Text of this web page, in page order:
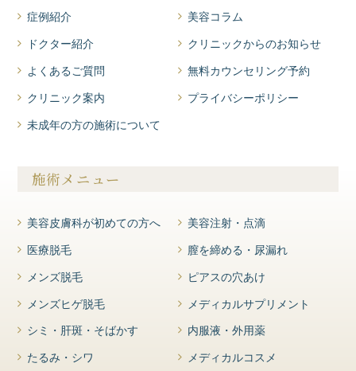
症例紹介
ドクター紹介
よくあるご質問
クリニック案内
未成年の方の施術について
美容コラム
クリニックからのお知らせ
無料カウンセリング予約
プライバシーポリシー
施術メニュー
美容皮膚科が初めての方へ
医療脱毛
メンズ脱毛
メンズヒゲ脱毛
シミ・肝斑・そばかす
たるみ・シワ
美容注射・点滴
膣を締める・尿漏れ
ピアスの穴あけ
メディカルサプリメント
内服液・外用薬
メディカルコスメ